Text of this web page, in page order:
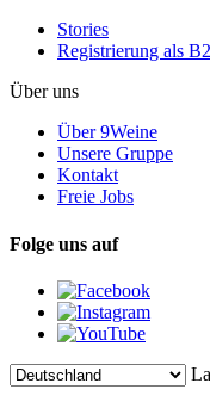
Stories
Registrierung als
Über uns
Über 9Weine
Unsere Gruppe
Kontakt
Freie Jobs
Folge uns auf